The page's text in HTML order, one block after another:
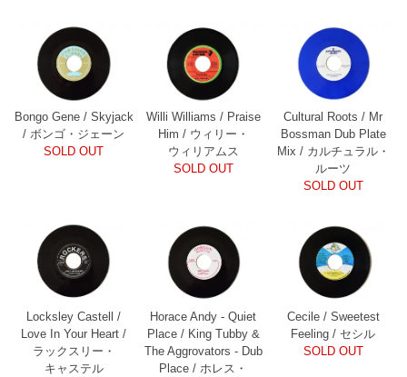
Bongo Gene / Skyjack
/ ボンゴ・ジェーン
SOLD OUT
Willi Williams / Praise
Him / ウィリー・
ウィリアムス
SOLD OUT
Cultural Roots / Mr
Bossman Dub Plate
Mix / カルチュラル・
ルーツ
SOLD OUT
Locksley Castell /
Love In Your Heart /
ラックスリー・
キャステル
Horace Andy - Quiet
Place / King Tubby &
The Aggrovators - Dub
Place / ホレス・
Cecile / Sweetest
Feeling / セシル
SOLD OUT